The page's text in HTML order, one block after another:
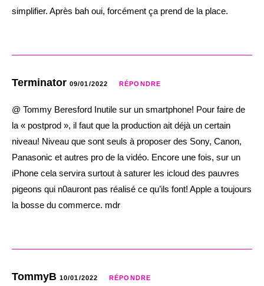
simplifier. Après bah oui, forcément ça prend de la place.
Terminator 09/01/2022 RÉPONDRE
@ Tommy Beresford Inutile sur un smartphone! Pour faire de
la « postprod », il faut que la production ait déjà un certain
niveau! Niveau que sont seuls à proposer des Sony, Canon,
Panasonic et autres pro de la vidéo. Encore une fois, sur un
iPhone cela servira surtout à saturer les icloud des pauvres
pigeons qui n0auront pas réalisé ce qu’ils font! Apple a toujours
la bosse du commerce. mdr
TommyB 10/01/2022 RÉPONDRE